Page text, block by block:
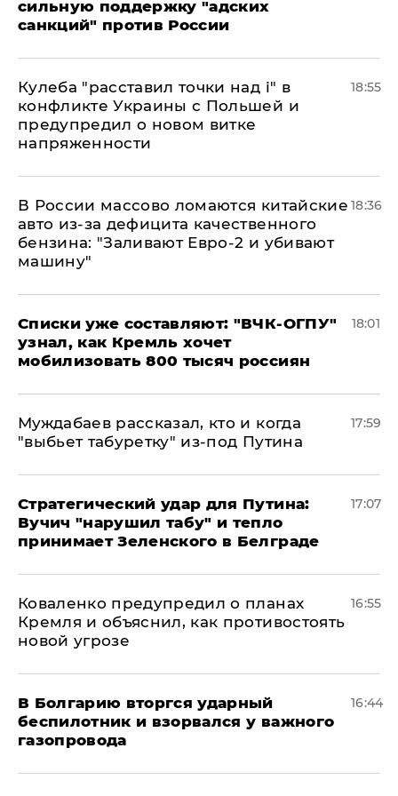
сильную поддержку "адских
санкций" против России
Кулеба "расставил точки над і" в
конфликте Украины с Польшей и
предупредил о новом витке
напряженности
18:55
В России массово ломаются китайские
авто из-за дефицита качественного
бензина: "Заливают Евро-2 и убивают
машину"
18:36
Списки уже составляют: "ВЧК-ОГПУ"
узнал, как Кремль хочет
мобилизовать 800 тысяч россиян
18:01
Муждабаев рассказал, кто и когда
"выбьет табуретку" из-под Путина
17:59
Стратегический удар для Путина:
Вучич "нарушил табу" и тепло
принимает Зеленского в Белграде
17:07
Коваленко предупредил о планах
Кремля и объяснил, как противостоять
новой угрозе
16:55
В Болгарию вторгся ударный
беспилотник и взорвался у важного
газопровода
16:44